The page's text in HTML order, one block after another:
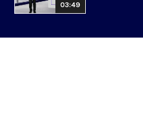
03:49